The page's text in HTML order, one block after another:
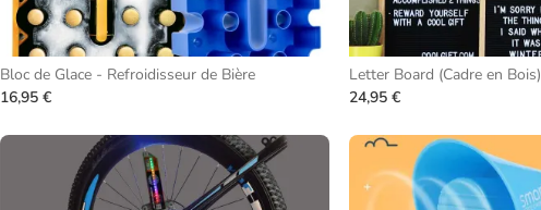
Bloc de Glace - Refroidisseur de Bière
16,95 €
Letter Board (Cadre en Bois)
24,95 €